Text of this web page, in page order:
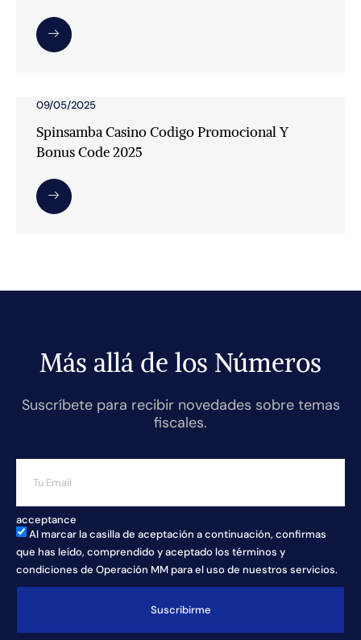
09/05/2025
Spinsamba Casino Codigo Promocional Y
Bonus Code 2025
Más allá de los Números
Suscríbete para recibir novedades sobre temas
fiscales.
acceptance
Al marcar la casilla de aceptación a continuación, confirmas
que has leído, comprendido y aceptado los términos y
condiciones de Operación MM para el uso de nuestros servicios.
Suscribirme